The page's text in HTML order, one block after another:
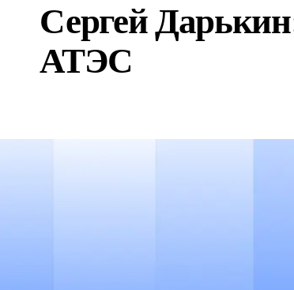
Сергей
АТЭС